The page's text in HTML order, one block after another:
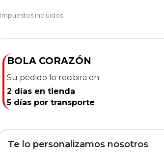
Impuestos incluidos
BOLA CORAZÓN
Su pedido lo recibirá en:
2 días en tienda
5 días por transporte
Te lo personalizamos nosotros